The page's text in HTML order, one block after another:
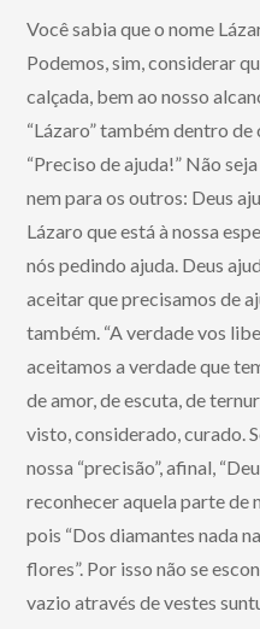
Você sabia que o nome
Podemos, sim, considerar
calçada, bem ao nosso
“Lázaro” também dentro de
“Preciso de ajuda!” Não
nem para os outros: Deus
Lázaro que está à nossa
nós pedindo ajuda. Deus
aceitar que precisamos de
também. “A verdade vos
aceitamos a verdade que
de amor, de escuta, de
visto, considerado, curado.
nossa “precisão”, afinal,
reconhecer aquela parte de
pois “Dos diamantes nada
flores”. Por isso não se
vazio através de vestes